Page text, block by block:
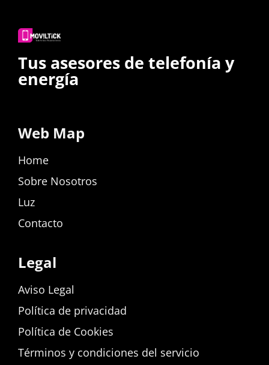
Tus asesores de telefonía y
energía
Web Map
Home
Sobre Nosotros
Luz
Contacto
Legal
Aviso Legal
Política de privacidad
Política de Cookies
Términos y condiciones del servicio